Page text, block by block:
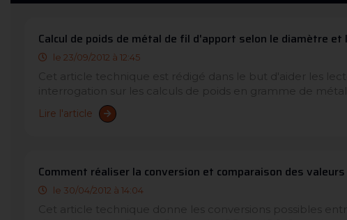
Calcul de poids de métal de fil d'apport selon le diamètre et
le 23/09/2012 à 12:45
Lire l'article
Comment réaliser la conversion et comparaison des
le 30/04/2012 à 14:04